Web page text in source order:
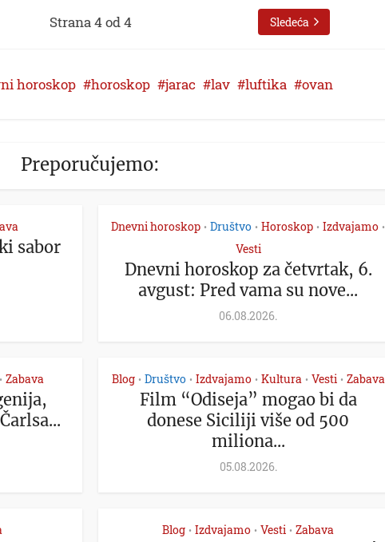
Strana 4 od 4 Sledeća
horoskop horoskop jarac lav luftika ovan
Preporučujemo:
sabor
Dnevni horoskop • Društvo • Horoskop • Izdvajamo •
Vesti
Dnevni horoskop za četvrtak, 6.
avgust: Pred vama su nove...
06.08.2026.
• Zabava Blog • Društvo • Izdvajamo • Kultura • Vesti • Zabava
Film “Odiseja” mogao bi da
donese Siciliji više od 500
miliona...
05.08.2026.
Blog • Izdvajamo • Vesti • Zabava